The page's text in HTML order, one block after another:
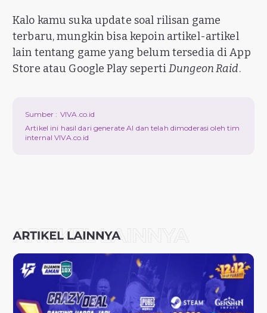
Kalo kamu suka update soal rilisan game
terbaru, mungkin bisa kepoin artikel-artikel
lain tentang game yang belum tersedia di App
Store atau Google Play sepertiDungeon Raid.
Sumber : VIVA.co.id
Artikel ini hasil dari generate AI dan telah dimoderasi oleh tim
internal VIVA.co.id